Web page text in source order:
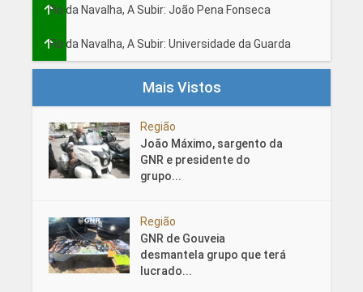
Fio da Navalha, A Subir: João Pena Fonseca
Fio da Navalha, A Subir: Universidade da Guarda
Mais Vistos
Região
João Máximo, sargento da
GNR e presidente do
grupo...
Região
GNR de Gouveia
desmantela grupo que terá
lucrado...